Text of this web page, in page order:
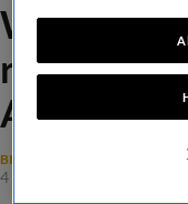
Wouter
rood bij
Ahead
BINNENLANDS VOETBAL
4 mei 2025, 16:31